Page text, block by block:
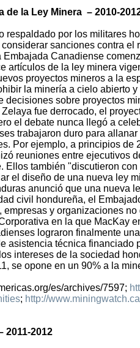
de la Ley Minera – 2010-
respaldado por los militares
sanciones contra
Embajada Canadiense
artículos de la ley minera
proyectos mineros a la
la minería a cielo abierto
decisiones sobre proyectos
fue derrocado, el
el debate nunca llegó a
trabajaron duro para
Por ejemplo, a principios
reuniones entre ejecutivos
Ellos también "discutieron
el diseño de una nueva ley
anunció que una nueva
civil hondureña, el
y organizaciones
en la que MacKay
lograron finalmente
asistencia técnica
intereses de la sociedad
se opone en un 90% a la
es/archives/7597;
; http://
2011-2012